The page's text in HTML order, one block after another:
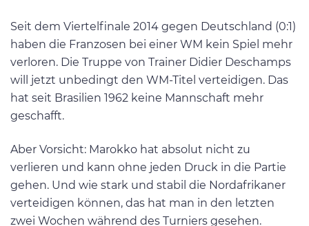
Seit dem Viertelfinale 2014 gegen Deutschland (0:1)
haben die Franzosen bei einer WM kein Spiel mehr
verloren. Die Truppe von Trainer Didier Deschamps
will jetzt unbedingt den WM-Titel verteidigen. Das
hat seit Brasilien 1962 keine Mannschaft mehr
geschafft.
Aber Vorsicht: Marokko hat absolut nicht zu
verlieren und kann ohne jeden Druck in die Partie
gehen. Und wie stark und stabil die Nordafrikaner
verteidigen können, das hat man in den letzten
zwei Wochen während des Turniers gesehen.